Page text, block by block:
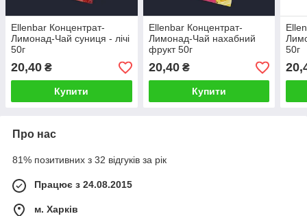
Ellenbar Концентрат-
Лимонад-Чай суниця - лічі
50г
20,40 ₴
Купити
Ellenbar Концентрат-
Лимонад-Чай нахабний
фрукт 50г
20,40₴
Купити
50г
Про нас
81% позитивних з 32 відгуків за рік
Працює з 24.08.2015
м. Харків